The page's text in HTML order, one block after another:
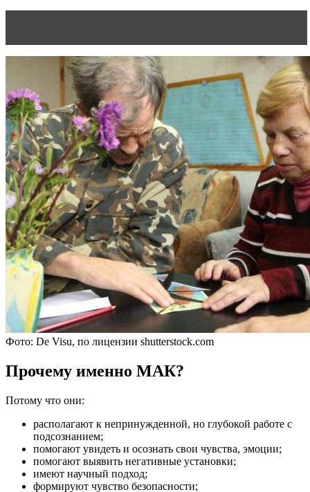
Фото: De Visu, по лицензии shutterstock.com
Прочему именно МАК?
Потому что они:
располагают к непринужденной, но глубокой работе с
подсознанием;
помогают увидеть и осознать свои чувства, эмоции;
помогают выявить негативные установки;
имеют научный подход;
формируют чувство безопасности;